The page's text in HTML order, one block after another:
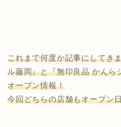
これまで何度か記事にしてき
ル藤岡』と『無印良品 かんら
オープン情報！
今回どちらの店舗もオープン